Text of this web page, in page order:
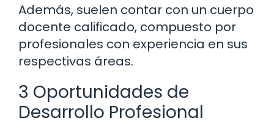
Además, suelen contar con un cuerpo
docente calificado, compuesto por
profesionales con experiencia en sus
respectivas áreas.
3 Oportunidades de
Desarrollo Profesional